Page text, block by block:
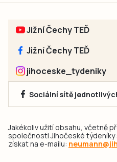
Jižní Čechy TEĎ
Jižní Čechy TEĎ
jihoceske_tydeniky
Sociální sítě
Jakékoliv užití obsahu, včetně
společnosti Jihočeské týdeníky
získat na e-mailu: